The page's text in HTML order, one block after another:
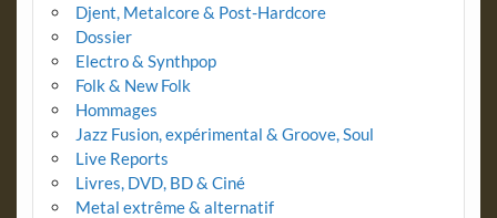
Djent, Metalcore & Post-Hardcore
Dossier
Electro & Synthpop
Folk & New Folk
Hommages
Jazz Fusion, expérimental & Groove, Soul
Live Reports
Livres, DVD, BD & Ciné
Metal extrême & alternatif